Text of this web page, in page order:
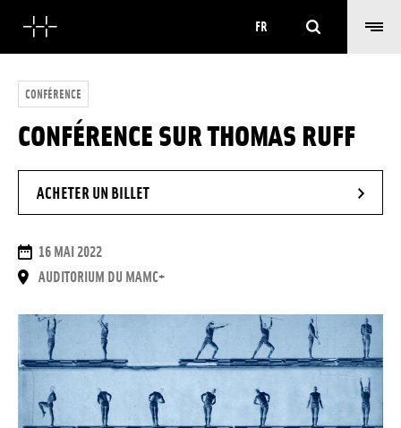
Rechercher
FR
CONFÉRENCE
CONFÉRENCE SUR THOMAS RUFF
ACHETER UN BILLET- NOUVELLE FENÊTRE
DATES
16 MAI 2022
LIEU
AUDITORIUM DU MAMC+